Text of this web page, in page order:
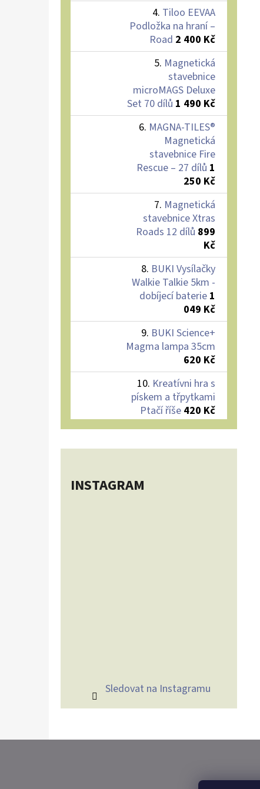
Tiloo EEVAA
Podložka na hraní –
Road 2 400 Kč
Magnetická
stavebnice
microMAGS Deluxe
Set 70 dílů 1 490 Kč
MAGNA-TILES®
Magnetická
stavebnice Fire
Rescue – 27 dílů 1
250 Kč
Magnetická
stavebnice Xtras
Roads 12 dílů 899
Kč
BUKI Vysílačky
Walkie Talkie 5km -
dobíjecí baterie 1
049 Kč
BUKI Science+
Magma lampa 35cm
620 Kč
Kreatívni hra s
pískem a třpytkami
Ptačí říše 420 Kč
INSTAGRAM
Sledovat na Instagramu